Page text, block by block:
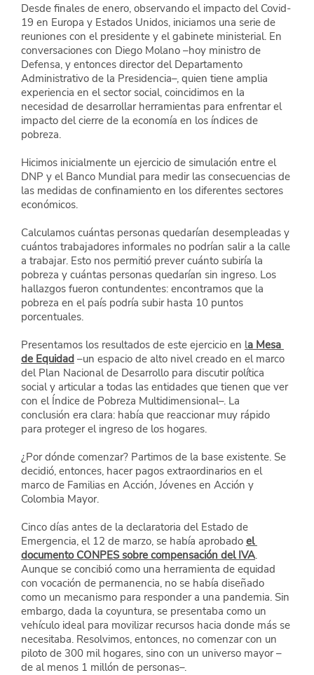
Desde finales de enero, observando el impacto del Covid-
19 en Europa y Estados Unidos, iniciamos una serie de
reuniones con el presidente y el gabinete ministerial. En
conversaciones con Diego Molano –hoy ministro de
Defensa, y entonces director del Departamento
Administrativo de la Presidencia–, quien tiene amplia
experiencia en el sector social, coincidimos en la
necesidad de desarrollar herramientas para enfrentar el
impacto del cierre de la economía en los índices de
pobreza.
Hicimos inicialmente un ejercicio de simulación entre el
DNP y el Banco Mundial para medir las consecuencias de
las medidas de confinamiento en los diferentes sectores
económicos.
Calculamos cuántas personas quedarían desempleadas y
cuántos trabajadores informales no podrían salir a la calle
a trabajar. Esto nos permitió prever cuánto subiría la
pobreza y cuántas personas quedarían sin ingreso. Los
hallazgos fueron contundentes: encontramos que la
pobreza en el país podría subir hasta 10 puntos
porcentuales.
Presentamos los resultados de este ejercicio en la Mesa
de Equidad –un espacio de alto nivel creado en el marco
del Plan Nacional de Desarrollo para discutir política
social y articular a todas las entidades que tienen que ver
con el Índice de Pobreza Multidimensional–. La
conclusión era clara: había que reaccionar muy rápido
para proteger el ingreso de los hogares.
¿Por dónde comenzar? Partimos de la base existente. Se
decidió, entonces, hacer pagos extraordinarios en el
marco de Familias en Acción, Jóvenes en Acción y
Colombia Mayor.
Cinco días antes de la declaratoria del Estado de
Emergencia, el 12 de marzo, se había aprobado el
documento CONPES sobre compensación del IVA.
Aunque se concibió como una herramienta de equidad
con vocación de permanencia, no se había diseñado
como un mecanismo para responder a una pandemia. Sin
embargo, dada la coyuntura, se presentaba como un
vehículo ideal para movilizar recursos hacia donde más se
necesitaba. Resolvimos, entonces, no comenzar con un
piloto de 300 mil hogares, sino con un universo mayor –
de al menos 1 millón de personas–.